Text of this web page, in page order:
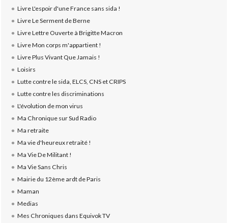
Livre L'espoir d'une France sans sida !
Livre Le Serment de Berne
Livre Lettre Ouverte à Brigitte Macron
Livre Mon corps m'appartient !
Livre Plus Vivant Que Jamais !
Loisirs
Lutte contre le sida, ELCS, CNS et CRIPS
Lutte contre les discriminations
L'évolution de mon virus
Ma Chronique sur Sud Radio
Ma retraite
Ma vie d'heureux retraité !
Ma Vie De Militant !
Ma Vie Sans Chris
Mairie du 12ème ardt de Paris
Maman
Medias
Mes Chroniques dans Equivok TV